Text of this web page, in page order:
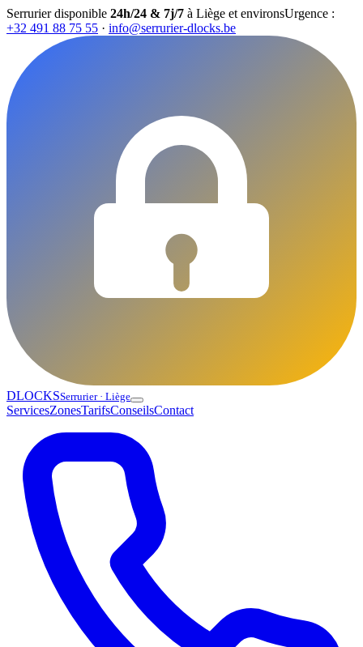
Serrurier disponible 24h/24 & 7j/7 à Liège et environsUrgence :
+32 491 88 75 55 · info@serrurier-dlocks.be
DLOCKSSerrurier · Liège
ServicesZonesTarifsConseilsContact